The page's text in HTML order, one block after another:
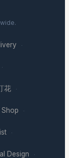
·
·
花 ·
Shop ·
·
Design ·